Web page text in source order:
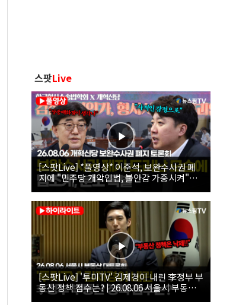
스팟Live
[스팟Live] *풀영상* 이준석, 보완수사권 폐
지에 "민주당 개악입법, 불안감 가중시켜"｜
26.08.06 개혁신당 보완수사권 폐지 토론회
[스팟Live] '투미TV' 김제경이 내린 李정부 부
동산 정책 점수는? | 26.08.06 서울시 부동산
대토론회